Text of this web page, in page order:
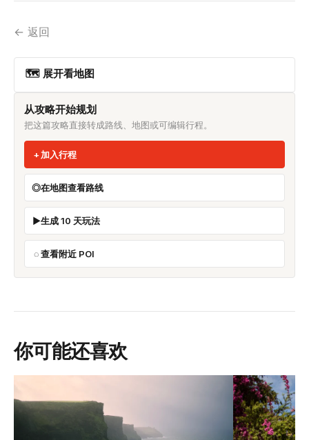
← 返回
🗺 展开看地图
从攻略开始规划
把这篇攻略直接转成路线、地图或可编辑行程。
加入行程
在地图查看路线
生成 10 天玩法
查看附近 POI
你可能还喜欢